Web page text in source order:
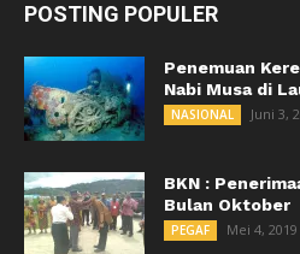
POSTING POPULER
Penemuan
Nabi Musa di
NASIONAL Juni 3,
BKN :
Bulan Oktober
PEGAF Mei 4, 2019